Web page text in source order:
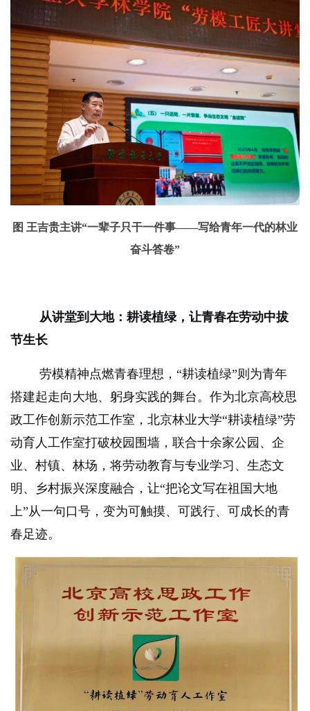
图 王吉贵主讲“一辈子只干一件事——写给青年一代的林业
奋斗答卷”
从讲堂到大地：耕读植绿，让青春在劳动中拔
节生长
劳模精神点燃青春理想，“耕读植绿”则为青年
搭建起走向大地、躬身实践的舞台。作为北京高校思
政工作创新示范工作室，北京林业大学“耕读植绿”劳
动育人工作室打破校园围墙，联合十余家公园、企
业、村镇、林场，将劳动教育与专业学习、生态文
明、乡村振兴深度融合，让“把论文写在祖国大地
上”从一句口号，变为可触摸、可践行、可成长的青
春足迹。